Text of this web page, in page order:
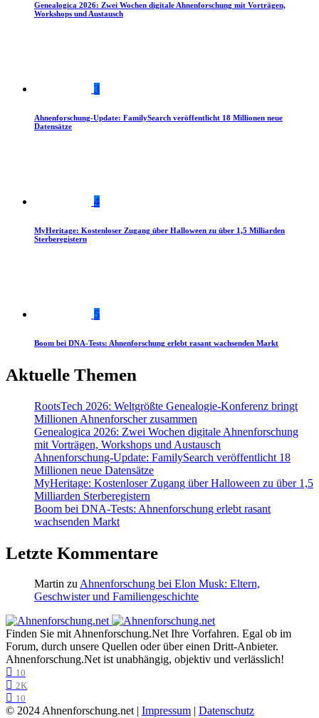
Genealogica 2026: Zwei Wochen digitale Ahnenforschung mit Vorträgen,
Workshops und Austausch
3
Ahnenforschung-Update: FamilySearch veröffentlicht 18 Millionen neue
Datensätze
4
MyHeritage: Kostenloser Zugang über Halloween zu über 1,5 Milliarden
Sterberegistern
5
Boom bei DNA-Tests: Ahnenforschung erlebt rasant wachsenden Markt
Aktuelle Themen
RootsTech 2026: Weltgrößte Genealogie-Konferenz bringt
Millionen Ahnenforscher zusammen
Genealogica 2026: Zwei Wochen digitale Ahnenforschung
mit Vorträgen, Workshops und Austausch
Ahnenforschung-Update: FamilySearch veröffentlicht 18
Millionen neue Datensätze
MyHeritage: Kostenloser Zugang über Halloween zu über 1,5
Milliarden Sterberegistern
Boom bei DNA-Tests: Ahnenforschung erlebt rasant
wachsenden Markt
Letzte Kommentare
Martin zuAhnenforschung bei Elon Musk: Eltern,
Geschwister und Familiengeschichte
Finden Sie mit Ahnenforschung.Net Ihre Vorfahren. Egal ob im
Forum, durch unsere Quellen oder über einen Dritt-Anbieter.
Ahnenforschung.Net ist unabhängig, objektiv und verlässlich!
10
2K
10
© 2024 Ahnenforschung.net | Impressum | Datenschutz